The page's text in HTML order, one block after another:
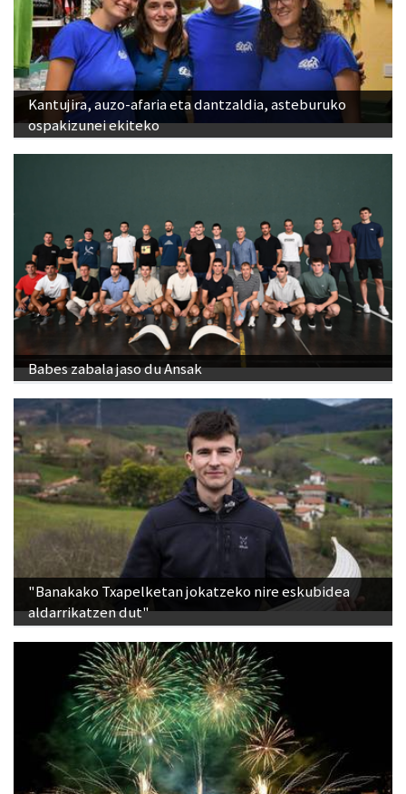
Kantujira, auzo-afaria eta dantzaldia, asteburuko
ospakizunei ekiteko
Babes zabala jaso du Ansak
"Banakako Txapelketan jokatzeko nire eskubidea
aldarrikatzen dut"